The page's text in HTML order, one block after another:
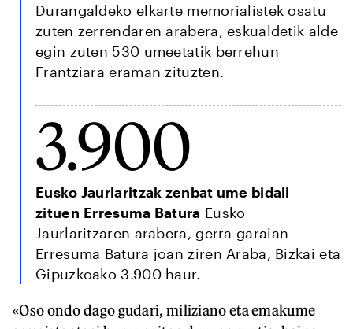
Durangaldeko elkarte memorialistek osatu
zuten zerrendaren arabera, eskualdetik alde
egin zuten 530 umeetatik berrehun
Frantziara eraman zituzten.
3.900
Eusko Jaurlaritzak zenbat ume bidali
zituen Erresuma Batura Eusko
Jaurlaritzaren arabera, gerra garaian
Erresuma Batura joan ziren Araba, Bizkai eta
Gipuzkoako 3.900 haur.
«Oso ondo dago gudari, miliziano eta emakume